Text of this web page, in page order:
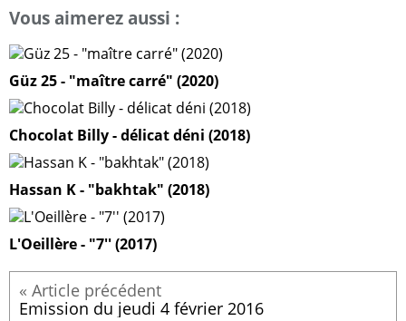
Vous aimerez aussi :
Güz 25 - "maître carré" (2020)
Chocolat Billy - délicat déni (2018)
Hassan K - "bakhtak" (2018)
L'Oeillère - "7'' (2017)
Emission du jeudi 4 février 2016